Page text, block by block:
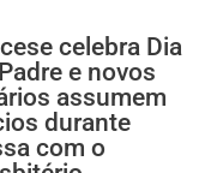
celebra Dia
e novos
assumem
durante
com o